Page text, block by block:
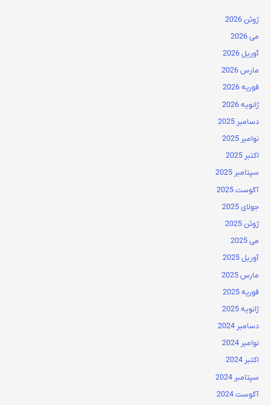
ژوئن 2026
می 2026
آوریل 2026
مارس 2026
فوریه 2026
ژانویه 2026
دسامبر 2025
نوامبر 2025
اکتبر 2025
سپتامبر 2025
آگوست 2025
جولای 2025
ژوئن 2025
می 2025
آوریل 2025
مارس 2025
فوریه 2025
ژانویه 2025
دسامبر 2024
نوامبر 2024
اکتبر 2024
سپتامبر 2024
آگوست 2024